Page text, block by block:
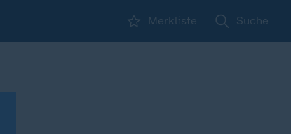
Merkliste Suche